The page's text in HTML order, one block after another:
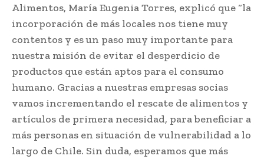
Alimentos, María Eugenia Torres, explicó que “la
incorporación de más locales nos tiene muy
contentos y es un paso muy importante para
nuestra misión de evitar el desperdicio de
productos que están aptos para el consumo
humano. Gracias a nuestras empresas socias
vamos incrementando el rescate de alimentos y
artículos de primera necesidad, para beneficiar a
más personas en situación de vulnerabilidad a lo
largo de Chile. Sin duda, esperamos que más